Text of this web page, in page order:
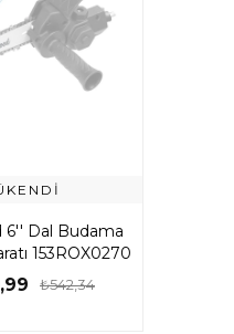
6'' Dal Budama
153ROX0270
₺542,34